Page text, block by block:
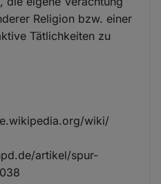
Religion bzw. einer
Tätlichkeiten zu
wiki/
artikel/spur-